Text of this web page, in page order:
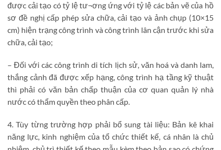
được cải tạo có tỷ lệ tư¬ơng ứng với tỷ lệ các bản vẽ của hồ
sơ đề nghị cấp phép sửa chữa, cải tạo và ảnh chụp (10×15
cm) hiện trạng công trình và công trình lân cận trước khi sửa
chữa, cải tạo;
– Đối với các công trình di tích lịch sử, văn hoá và danh lam,
thắng cảnh đã được xếp hạng, công trình hạ tầng kỹ thuật
thì phải có văn bản chấp thuận của cơ quan quản lý nhà
nước có thẩm quyền theo phân cấp.
4. Tùy từng trường hợp phải bổ sung tài liệu: Bản kê khai
năng lực, kinh nghiệm của tổ chức thiết kế, cá nhân là chủ